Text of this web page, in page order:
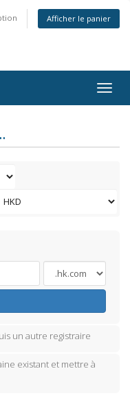
Afficher le panier
un autre registraire
existant et mettre à